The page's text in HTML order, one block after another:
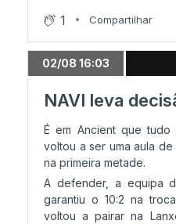
A Catedral está de
1 Compartilhar
02/08 16:03
NAVI leva
É em Ancient que
voltou a ser uma aula
na primeira metade.
A defender, a equipa
garantiu o 10:2 na
voltou a pairar na